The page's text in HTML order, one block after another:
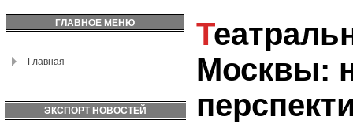
ГЛАВНОЕ МЕНЮ
Главная
ЭКСПОРТ НОВОСТЕЙ
Театральные революции
Москвы: